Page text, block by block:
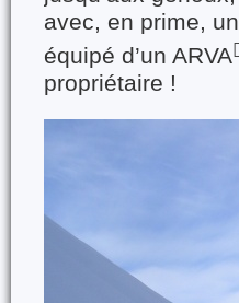
avec, en prime,
équipé d’un ARVA
propriétaire !